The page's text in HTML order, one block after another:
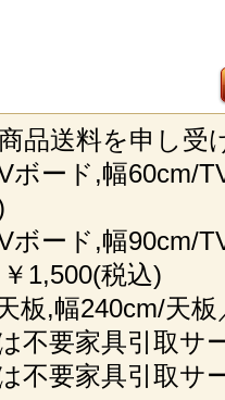
品送料を申し受
ボード,幅60cm/
ボード,幅90cm/
1,500(税込)
板,幅240cm/天
不要家具引取サ
不要家具引取サ